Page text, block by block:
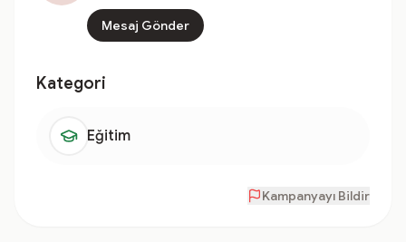
Mesaj Gönder
Kategori
Eğitim
Kampanyayı Bildir